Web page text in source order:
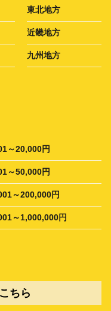
東北地方
近畿地方
九州地方
～20,000円
～50,000円
～200,000円
～1,000,000円
ちら